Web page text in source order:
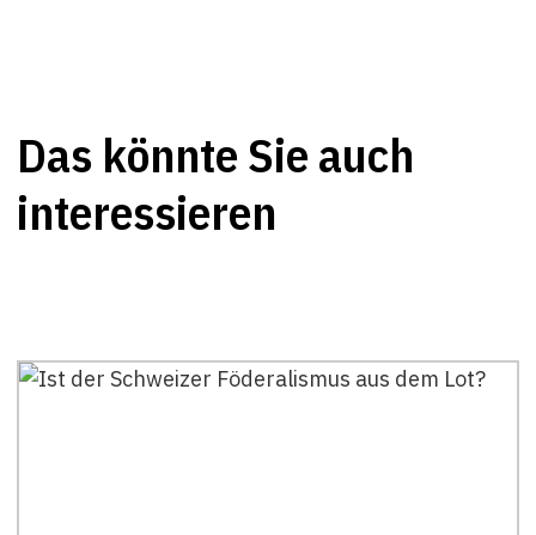
Das könnte Sie auch
interessieren